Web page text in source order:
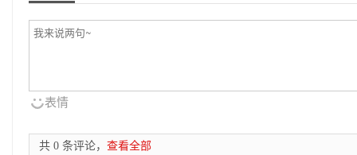
表情
共 0 条评论， 查看全部